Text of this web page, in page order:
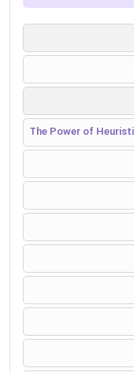
The Power of